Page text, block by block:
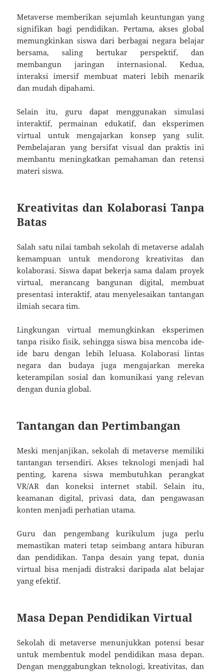
Metaverse memberikan sejumlah keuntungan yang
signifikan bagi pendidikan. Pertama, akses global
memungkinkan siswa dari berbagai negara belajar
bersama, saling bertukar perspektif, dan
membangun jaringan internasional. Kedua,
interaksi imersif membuat materi lebih menarik
dan mudah dipahami.
Selain itu, guru dapat menggunakan simulasi
interaktif, permainan edukatif, dan eksperimen
virtual untuk mengajarkan konsep yang sulit.
Pembelajaran yang bersifat visual dan praktis ini
membantu meningkatkan pemahaman dan retensi
materi siswa.
Kreativitas dan Kolaborasi Tanpa
Batas
Salah satu nilai tambah sekolah di metaverse adalah
kemampuan untuk mendorong kreativitas dan
kolaborasi. Siswa dapat bekerja sama dalam proyek
virtual, merancang bangunan digital, membuat
presentasi interaktif, atau menyelesaikan tantangan
ilmiah secara tim.
Lingkungan virtual memungkinkan eksperimen
tanpa risiko fisik, sehingga siswa bisa mencoba ide-
ide baru dengan lebih leluasa. Kolaborasi lintas
negara dan budaya juga mengajarkan mereka
keterampilan sosial dan komunikasi yang relevan
dengan dunia global.
Tantangan dan Pertimbangan
Meski menjanjikan, sekolah di metaverse memiliki
tantangan tersendiri. Akses teknologi menjadi hal
penting, karena siswa membutuhkan perangkat
VR/AR dan koneksi internet stabil. Selain itu,
keamanan digital, privasi data, dan pengawasan
konten menjadi perhatian utama.
Guru dan pengembang kurikulum juga perlu
memastikan materi tetap seimbang antara hiburan
dan pendidikan. Tanpa desain yang tepat, dunia
virtual bisa menjadi distraksi daripada alat belajar
yang efektif.
Masa Depan Pendidikan Virtual
Sekolah di metaverse menunjukkan potensi besar
untuk membentuk model pendidikan masa depan.
Dengan menggabungkan teknologi, kreativitas, dan